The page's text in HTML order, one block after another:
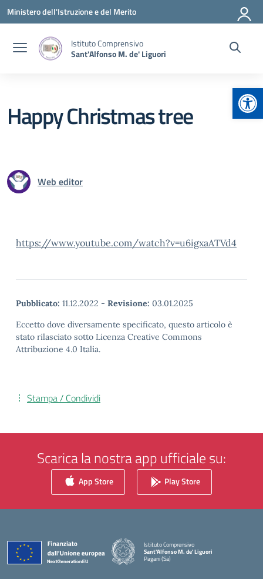
Vai ai contenuti
Vai al menu di navigazione
Vai al footer
Ministero dell'Istruzione e del Merito
Istituto Comprensivo
Sant'Alfonso M. de' Liguori
Happy Christmas tree
Web editor
https://www.youtube.com/watch?v=u6igxaATVd4
Pubblicato: 11.12.2022 - Revisione: 03.01.2025
Eccetto dove diversamente specificato, questo articolo è
stato rilasciato sotto Licenza Creative Commons
Attribuzione 4.0 Italia.
Stampa / Condividi
Scarica la nostra app ufficiale su:
App Store Play Store
Istituto Comprensivo
Sant'Alfonso M. de' Liguori
Pagani (Sa)
— Visita la pagina iniziale della scuola